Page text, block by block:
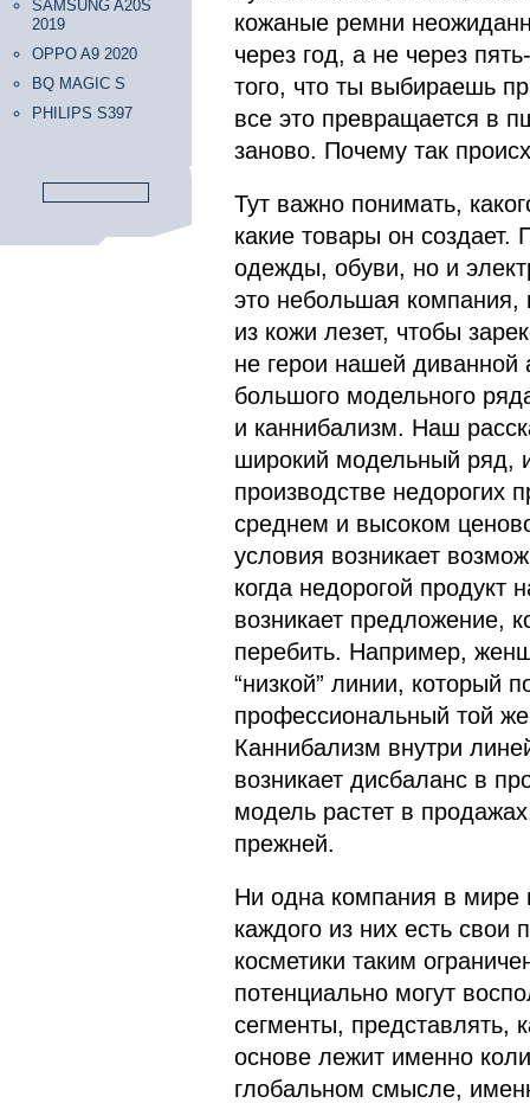
SAMSUNG A20S
2019
OPPO A9 2020
BQ MAGIC S
PHILIPS S397
кожаные ремни
через год, а не через
того, что ты выбираешь
все это превращается в
заново. Почему так
Тут важно понимать,
какие товары он создает.
одежды, обуви, но и
это небольшая компания,
из кожи лезет, чтобы
не герои нашей диванной
большого модельного
и каннибализм. Наш
широкий модельный ряд,
производстве недорогих
среднем и высоком
условия возникает
когда недорогой продукт
возникает предложение,
перебить. Например,
“низкой” линии, который
профессиональный той
Каннибализм внутри
возникает дисбаланс в
модель растет в
прежней.
Ни одна компания в мире
каждого из них есть
косметики таким
потенциально могут
сегменты, представлять,
основе лежит именно
глобальном смысле,